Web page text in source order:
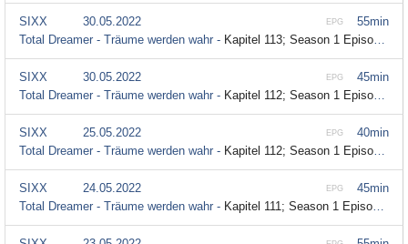
55min
EPG
SIXX
30.05.2022
Total Dreamer - Träume werden wahr - Kapitel 113; Season 1 Episode 113
45min
EPG
SIXX
30.05.2022
Total Dreamer - Träume werden wahr - Kapitel 112; Season 1 Episode 112
40min
EPG
SIXX
25.05.2022
Total Dreamer - Träume werden wahr - Kapitel 112; Season 1 Episode 112
45min
EPG
SIXX
24.05.2022
Total Dreamer - Träume werden wahr - Kapitel 111; Season 1 Episode 111